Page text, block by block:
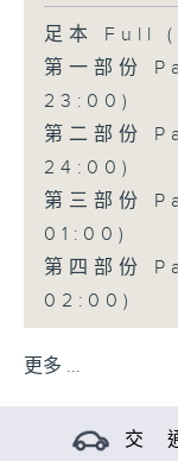
足本 Full
第一部份
23:00)
第二部份
24:00)
第三部份
01:00)
第四部份
02:00)
更多 ...
交